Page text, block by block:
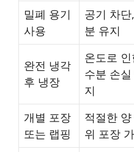
밀폐 용기
사용
공기 차
분 유지
완전 냉각
후 냉장
온도로
수분 손
지
개별 포장
또는 랩핑
적절한
위 포장